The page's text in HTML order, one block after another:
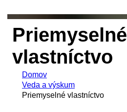
Priemyselné
vlastníctvo
Domov
Veda a výskum
Priemyselné vlastníctvo